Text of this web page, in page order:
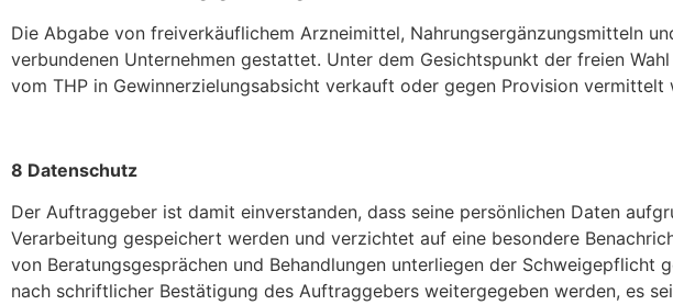
Die Abgabe von freiverkäuflichem Arzneimittel, Nahrungsergänzungsmitteln
verbundenen Unternehmen gestattet. Unter dem Gesichtspunkt der freien
vom THP in Gewinnerzielungsabsicht verkauft oder gegen Provision vermittelt
8 Datenschutz
Der Auftraggeber ist damit einverstanden, dass seine persönlichen Daten
Verarbeitung gespeichert werden und verzichtet auf eine besondere
von Beratungsgesprächen und Behandlungen unterliegen der
nach schriftlicher Bestätigung des Auftraggebers weitergegeben werden, es